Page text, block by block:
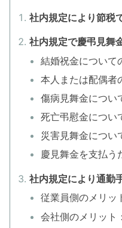
社内規定により節税
社内規定で慶弔見舞
結婚祝金について
本人または配偶者
傷病見舞金につい
死亡弔慰金につい
災害見舞金につい
慶見舞金を支払う
社内規定により通勤
従業員側のメリッ
会社側のメリット